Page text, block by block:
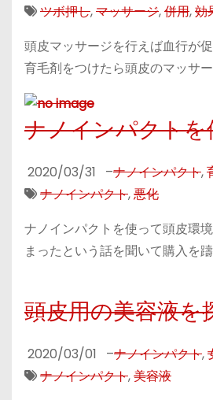
ツボ押し,マッサージ,併用,効
頭皮マッサージを行えば血行が
育毛剤をつけたら頭皮のマッサ
ナノインパクト
2020/03/31 –ナノインパクト,
ナノインパクト,悪化
ナノインパクトを使って頭皮環
まったという話を聞いて購入を
頭皮用の美容液
2020/03/01 –ナノインパクト,
ナノインパクト,美容液